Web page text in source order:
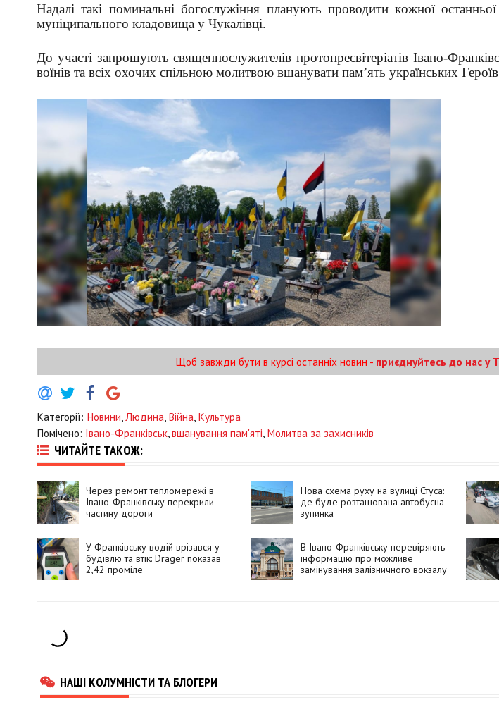
Надалі такі поминальні богослужіння планують проводити кожної
муніципального кладовища у Чукалівці.
До участі запрошують священнослужителів протопресвітеріатів Івано-
воїнів та всіх охочих спільною молитвою вшанувати пам’ять українських
Щоб завжди бути в курсі останніх новин - приєднуйтесь до нас у
Категорії: Новини Людина Війна Культура
Помічено: Івано-Франківськ вшанування пам'яті Молитва за захисників
ЧИТАЙТЕ ТАКОЖ:
Через ремонт тепломережі в
Івано-Франківську перекрили
частину дороги
Нова схема руху на вулиці Стуса:
де буде розташована автобусна
зупинка
У Франківську водій врізався у
будівлю та втік: Drager показав
2,42 проміле
В Івано-Франківську перевіряють
інформацію про можливе
замінування залізничного вокзалу
НАШІ КОЛУМНІСТИ ТА БЛОГЕРИ